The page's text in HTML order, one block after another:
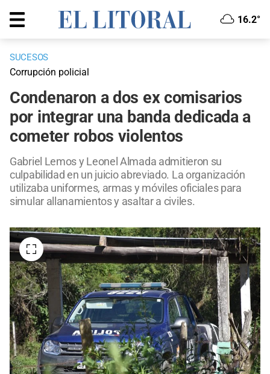
16.2°
SUCESOS
Corrupción policial
Condenaron a dos ex comisarios
por integrar una banda dedicada a
cometer robos violentos
Gabriel Lemos y Leonel Almada admitieron su
culpabilidad en un juicio abreviado. La organización
utilizaba uniformes, armas y móviles oficiales para
simular allanamientos y asaltar a civiles.